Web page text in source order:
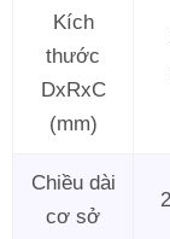
Kích
thước
DxRxC
(mm)
Chiều dài
cơ sở